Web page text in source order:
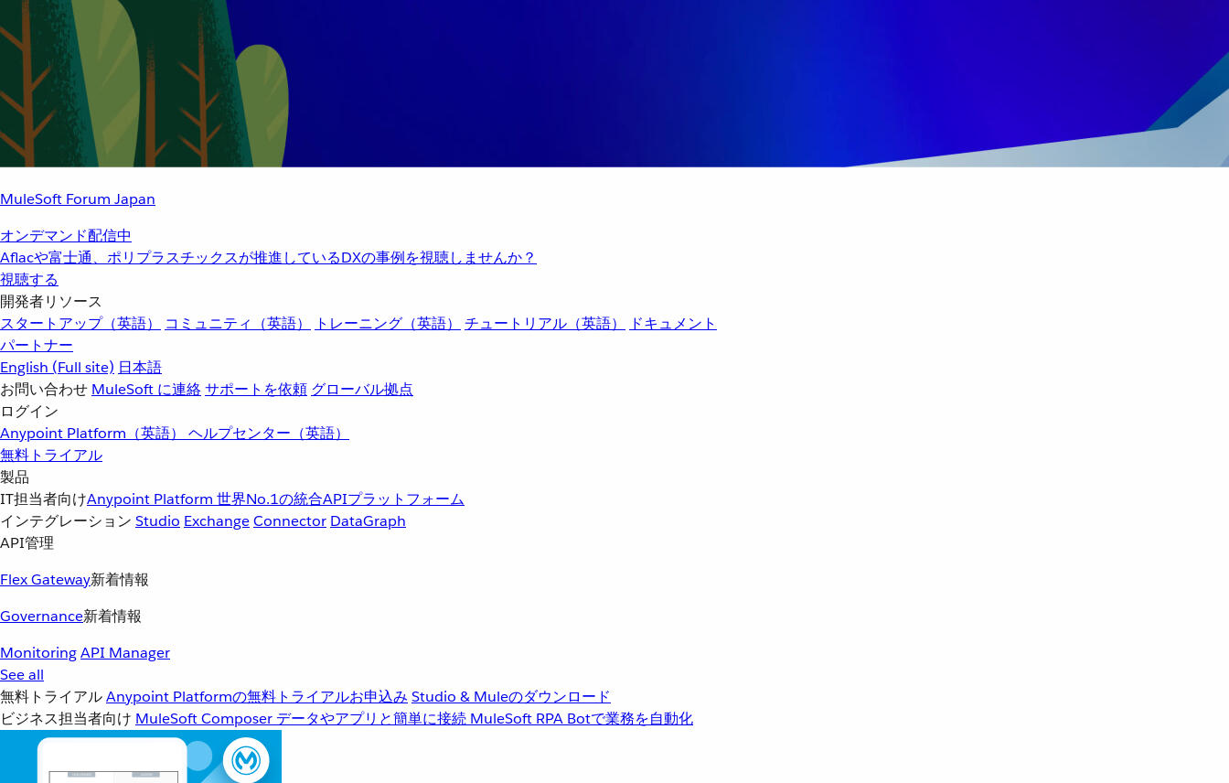
MuleSoft Forum Japan
オンデマンド配信中
Aflacや富士通、ポリプラスチックスが推進しているDXの事例を視聴しませんか？
視聴する
開発者リソース
スタートアップ（英語）
コミュニティ（英語） トレーニング（英語） チュートリアル（英語）
ドキュメント
パートナー
English (Full site) 日本語
お問い合わせ MuleSoft に連絡サポートを依頼 グローバル拠点
ログイン
Anypoint Platform（英語） ヘルプセンター（英語）
無料トライアル
製品
IT担当者向けAnypoint Platform 世界No.1の統合APIプラットフォーム
インテグレーション Studio ExchangeConnector DataGraph
API管理
Flex Gateway新着情報
Governance新着情報
MonitoringAPI Manager
See all
無料トライアルAnypoint Platformの無料トライアルお申込み Studio & Muleのダウンロード
ビジネス担当者向け MuleSoft Composer データやアプリと簡単に接続 MuleSoft RPA Botで業務を自動化